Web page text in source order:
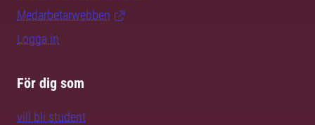
Medarbetarwebben
Logga in
För dig som
vill bli student